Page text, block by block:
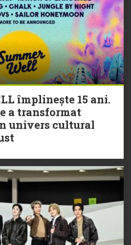
împlinește 15 ani.
a transformat
univers cultural